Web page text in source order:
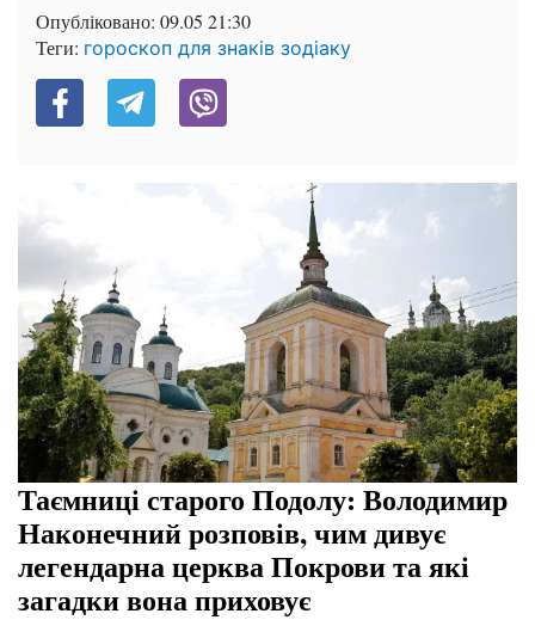
Опубліковано: 09.05 21:30
Теги: гороскоп для знаків зодіаку
Таємниці старого Подолу: Володимир
Наконечний розповів, чим дивує
легендарна церква Покрови та які
загадки вона приховує